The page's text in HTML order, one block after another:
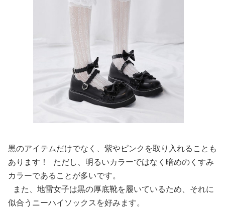
黒のアイテムだけでなく、紫やピンクを取り入れることも
あります！ ただし、明るいカラーではなく暗めのくすみ
カラーであることが多いです。
また、地雷女子は黒の厚底靴を履いているため、それに
似合うニーハイソックスを好みます。